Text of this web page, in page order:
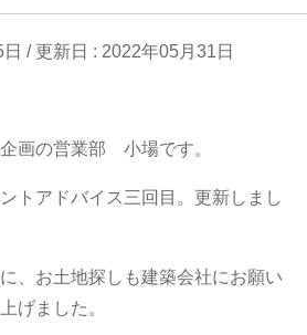
/ 更新日 : 2022年05月31日
画の営業部 小場です。
トアドバイス三回目。更新しまし
、お土地探しも建築会社にお願い
げました。